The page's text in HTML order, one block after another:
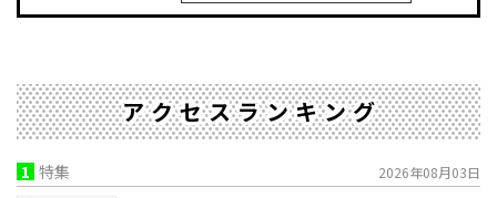
アクセスランキング
1 特集 2026年08月03日